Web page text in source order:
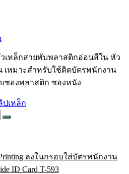
เหล็กสายพับพลาสติกอ่อนสีใน หัว
หมาะสำหรับใช้ติดบัตรพนักงาน
ซองพลาสติก ซองหนัง
ปเหล็ก
Search
ลงในกรอบใส่บัตรพนักงาน
ID Card T-593